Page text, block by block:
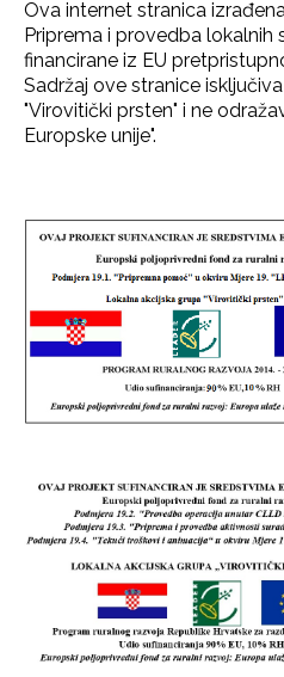
Ova internet stranica
Priprema i provedba lokalnih
financirane iz EU
Sadržaj ove stranice
"Virovitički prsten" i ne
Europske unije".